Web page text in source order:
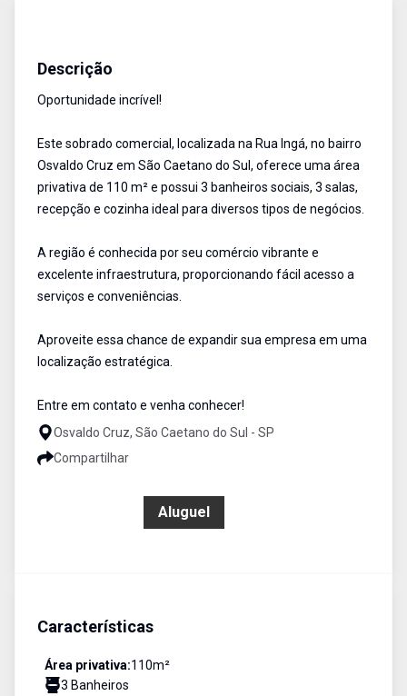
Descrição
Oportunidade incrível!
Este sobrado comercial, localizada na Rua Ingá, no bairro
Osvaldo Cruz em São Caetano do Sul, oferece uma área
privativa de 110 m² e possui 3 banheiros sociais, 3 salas,
recepção e cozinha ideal para diversos tipos de negócios.
A região é conhecida por seu comércio vibrante e
excelente infraestrutura, proporcionando fácil acesso a
serviços e conveniências.
Aproveite essa chance de expandir sua empresa em uma
localização estratégica.
Entre em contato e venha conhecer!
Osvaldo Cruz, São Caetano do Sul - SP
Compartilhar
Aluguel
Características
Área privativa:110m²
3 Banheiros